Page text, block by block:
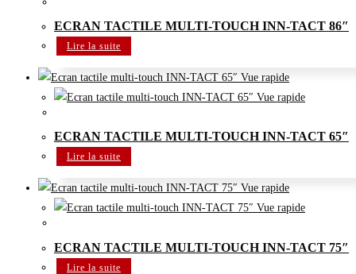
ECRAN TACTILE MULTI-TOUCH INN-TACT 86″
Lire la suite
Vue rapide
Vue rapide
ECRAN TACTILE MULTI-TOUCH INN-TACT 65″
Lire la suite
Vue rapide
Vue rapide
ECRAN TACTILE MULTI-TOUCH INN-TACT 75″
Lire la suite